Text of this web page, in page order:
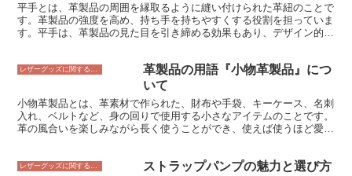
ズは、ウエストサイズより5cmから10cmほど余裕を持たせるのがお
すすめです。
平手とは、革製品の周囲を縁取るように縫い付けられた革紐のことで
す。革製品の強度を高め、持ち手を持ちやすくする役割を担っていま
す。平手は、革製品の見た目を引き締める効果もあり、デザイン的な
ロンなどの合成素材が使われることもあります。平手の幅や形状も、
革製品のデザインに合わせてさまざまです。 平手は、革製品の製造
過程で、最後に取り付けられることが多いです。革製品の周囲を縁取
るように縫い付けられ、革製品の強度を高めます。また、平手は、持
ち手を持ちやすくする役割も担っています。平手は、革製品の見た目
を引き締める効果もあり、デザイン的なアクセントにもなります。
レザーグッズに関すること
革製品の用語『小物革製品』につ
いて
小物革製品とは、革素材で作られた、財布や手袋、キーケース、名刺
入れ、ベルトなど、身の回りで使用する小さなアイテムのことです。
革の風合いを楽しみながら長く使うことができ、使えば使うほど愛着
や用途に合わせて使い分けることができます。例えば、普段使いには
レザーグッズに関すること ストラップパンプの魅力と選び方